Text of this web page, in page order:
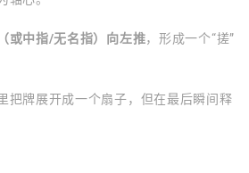
或中指/无名指）向左推，形成一个“搓”
把牌展开成一个扇子，但在最后瞬间释